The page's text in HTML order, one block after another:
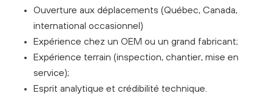
Ouverture aux déplacements (Québec, Canada,
international occasionnel)
Expérience chez un OEM ou un grand fabricant;
Expérience terrain (inspection, chantier, mise en
service);
Esprit analytique et crédibilité technique.